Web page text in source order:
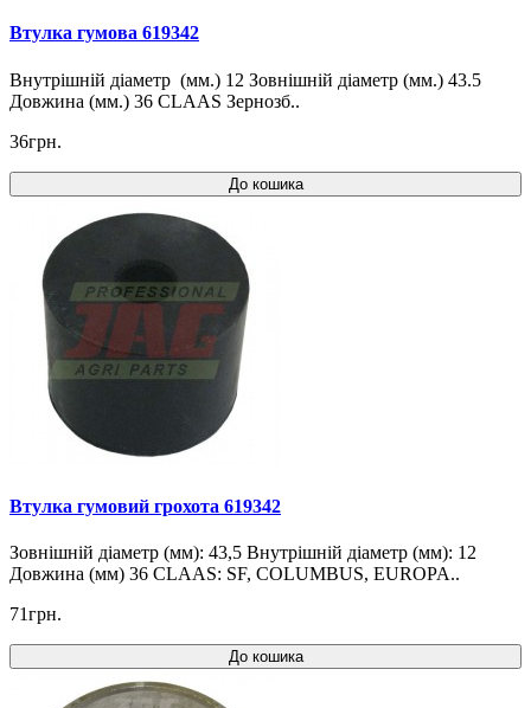
Втулка гумова 619342
Внутрішній діаметр (мм.) 12 Зовнішній діаметр (мм.) 43.5
Довжина (мм.) 36 CLAAS Зернозб..
36грн.
До кошика
Втулка гумовий грохота 619342
Зовнішній діаметр (мм): 43,5 Внутрішній діаметр (мм): 12
Довжина (мм) 36 CLAAS: SF, COLUMBUS, EUROPA..
71грн.
До кошика